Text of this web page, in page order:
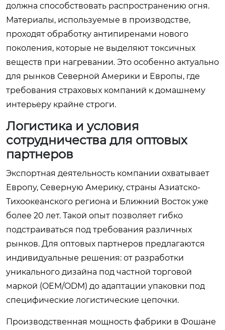
должна способствовать распространению огня.
Материалы, используемые в производстве,
проходят обработку антипиренами нового
поколения, которые не выделяют токсичных
веществ при нагревании. Это особенно актуально
для рынков Северной Америки и Европы, где
требования страховых компаний к домашнему
интерьеру крайне строги.
Логистика и условия
сотрудничества для оптовых
партнеров
Экспортная деятельность компании охватывает
Европу, Северную Америку, страны Азиатско-
Тихоокеанского региона и Ближний Восток уже
более 20 лет. Такой опыт позволяет гибко
подстраиваться под требования различных
рынков. Для оптовых партнеров предлагаются
индивидуальные решения: от разработки
уникального дизайна под частной торговой
маркой (OEM/ODM) до адаптации упаковки под
специфические логистические цепочки.
Производственная мощность фабрики в Фошане